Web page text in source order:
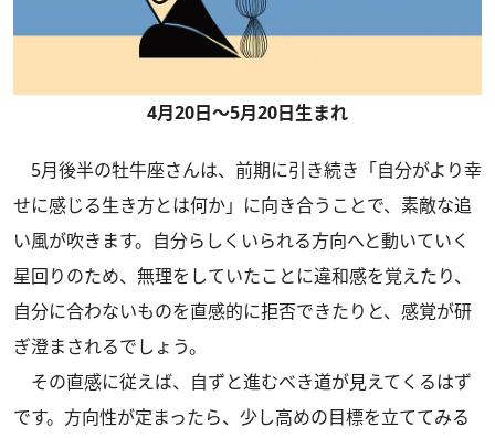
4月20日～5月20日生まれ
5月後半の牡牛座さんは、前期に引き続き「自分がより幸
せに感じる生き方とは何か」に向き合うことで、素敵な追
い風が吹きます。自分らしくいられる方向へと動いていく
星回りのため、無理をしていたことに違和感を覚えたり、
自分に合わないものを直感的に拒否できたりと、感覚が研
ぎ澄まされるでしょう。
その直感に従えば、自ずと進むべき道が見えてくるはず
です。方向性が定まったら、少し高めの目標を立ててみる